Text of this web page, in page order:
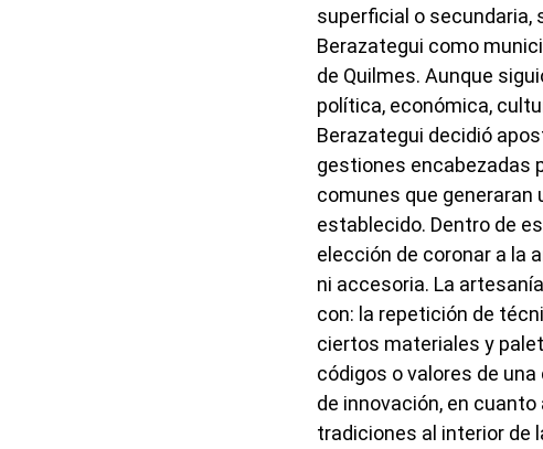
superficial o
Berazategui como
de Quilmes. Aunque
política, económica,
Berazategui decidió
gestiones encabezadas
comunes que
establecido. Dentro de
elección de coronar a la
ni accesoria. La
con: la repetición de
ciertos materiales y
códigos o valores de
de innovación, en
tradiciones al interior de